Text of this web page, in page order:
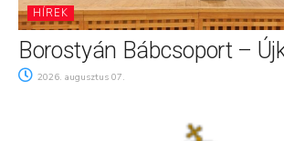
HÍREK
Borostyán Bábcsoport –
2026. augusztus 07.